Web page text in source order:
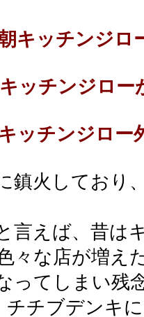
キッチンジロ
ッチンジロー
ッチンジロー
鎮火しており
言えば、昔は
々な店が増え
ってしまい残
チチブデンキ